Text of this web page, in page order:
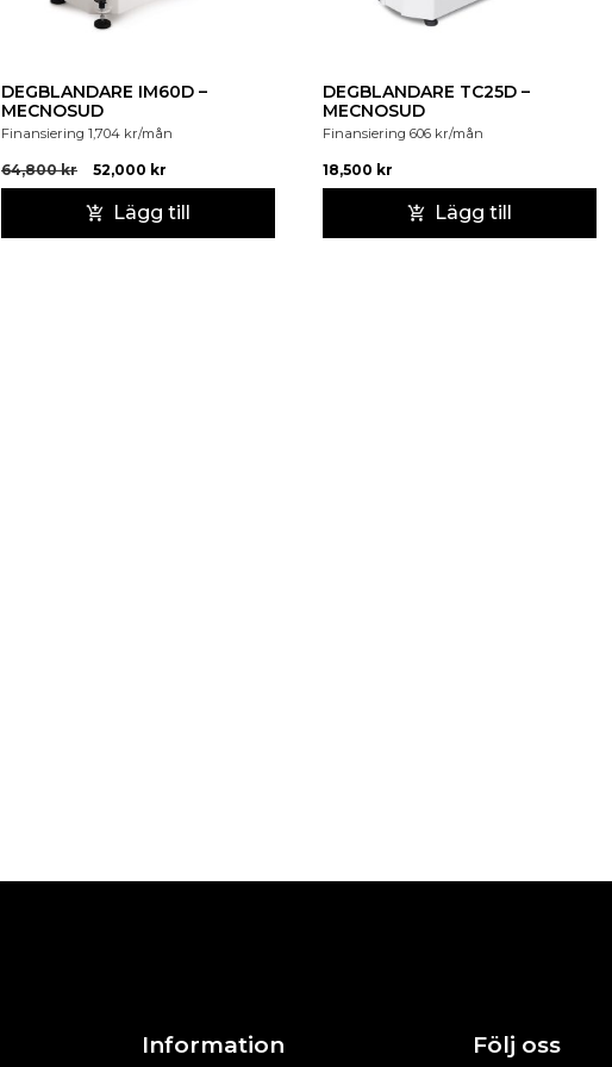
DEGBLANDARE IM60D –
MECNOSUD
Finansiering 1,704 kr/mån
64,800kr 52,000 kr
Lägg till
DEGBLANDARE TC25D –
MECNOSUD
Finansiering 606 kr/mån
18,500 kr
Lägg till
Information Följ oss